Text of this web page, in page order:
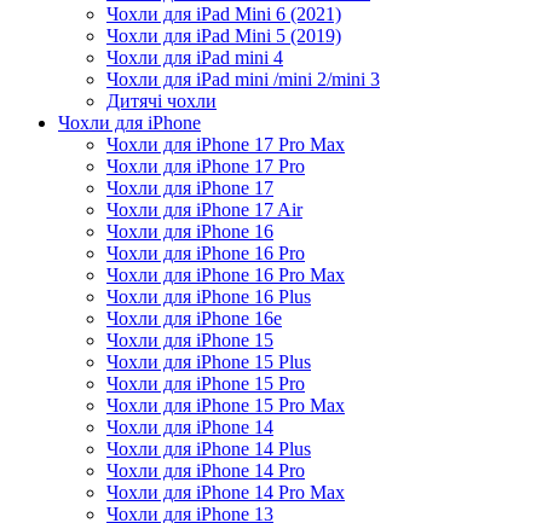
Чохли для iPad Mini 6 (2021)
Чохли для iPad Mini 5 (2019)
Чохли для iPad mini 4
Чохли для iPad mini /mini 2/mini 3
Дитячі чохли
Чохли для iPhone
Чохли для iPhone 17 Pro Max
Чохли для iPhone 17 Pro
Чохли для iPhone 17
Чохли для iPhone 17 Air
Чохли для iPhone 16
Чохли для iPhone 16 Pro
Чохли для iPhone 16 Pro Max
Чохли для iPhone 16 Plus
Чохли для iPhone 16e
Чохли для iPhone 15
Чохли для iPhone 15 Plus
Чохли для iPhone 15 Pro
Чохли для iPhone 15 Pro Max
Чохли для iPhone 14
Чохли для iPhone 14 Plus
Чохли для iPhone 14 Pro
Чохли для iPhone 14 Pro Max
Чохли для iPhone 13